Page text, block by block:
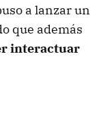
a lanzar un
que además
interactuar